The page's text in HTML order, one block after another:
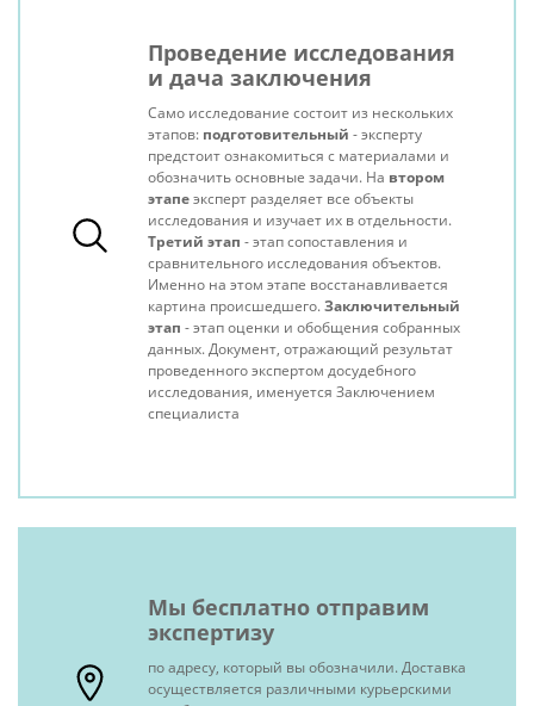
Проведение исследования
и дача заключения
Само исследование состоит из нескольких
этапов: подготовительный - эксперту
предстоит ознакомиться с материалами и
обозначить основные задачи. На втором
этапеэксперт разделяет все объекты
исследования и изучает их в отдельности.
Третий этап - этап сопоставления и
сравнительного исследования объектов.
Именно на этом этапе восстанавливается
картина происшедшего.Заключительный
этап - этап оценки и обобщения собранных
данных. Документ, отражающий результат
проведенного экспертом досудебного
исследования, именуется Заключением
специалиста
Мы бесплатно отправим
экспертизу
по адресу, который вы обозначили. Доставка
осуществляется различными курьерскими